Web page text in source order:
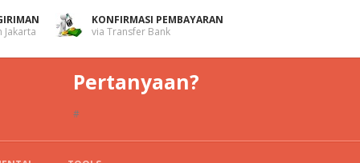
Jakarta
KONFIRMASI PEMBAYARAN
via Transfer Bank
Pertanyaan?
#